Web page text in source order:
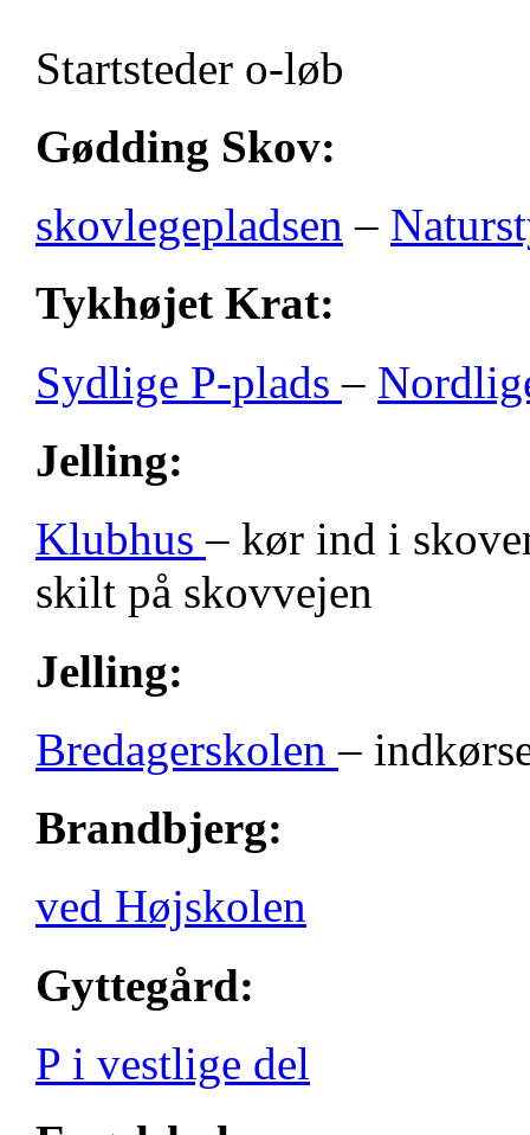
Startsteder o-løb
Gødding Skov:
skovlegepladsen –
Tykhøjet Krat:
Sydlige P-plads–
Jelling:
Klubhus– kør ind i
skilt på skovvejen
Jelling:
Bredagerskolen–
Brandbjerg:
ved Højskolen
Gyttegård:
P i vestlige del